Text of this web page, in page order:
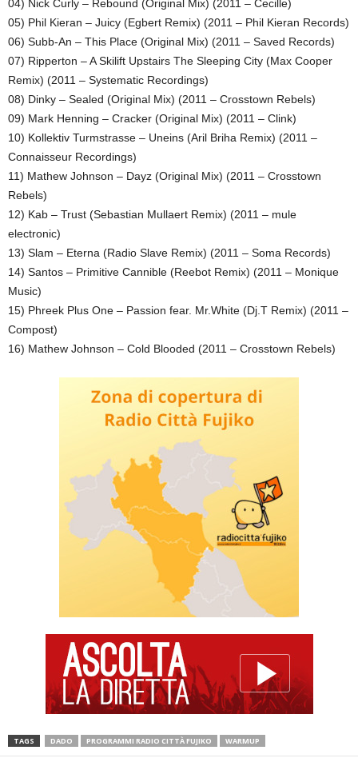
04) Nick Curly – Rebound (Original Mix) (2011 – Cecille)
05) Phil Kieran – Juicy (Egbert Remix) (2011 – Phil Kieran Records)
06) Subb-An – This Place (Original Mix) (2011 – Saved Records)
07) Ripperton – A Skilift Upstairs The Sleeping City (Max Cooper
Remix) (2011 – Systematic Recordings)
08) Dinky – Sealed (Original Mix) (2011 – Crosstown Rebels)
09) Mark Henning – Cracker (Original Mix) (2011 – Clink)
10) Kollektiv Turmstrasse – Uneins (Aril Briha Remix) (2011 –
Connaisseur Recordings)
11) Mathew Johnson – Dayz (Original Mix) (2011 – Crosstown
Rebels)
12) Kab – Trust (Sebastian Mullaert Remix) (2011 – mule
electronic)
13) Slam – Eterna (Radio Slave Remix) (2011 – Soma Records)
14) Santos – Primitive Cannible (Reebot Remix) (2011 – Monique
Music)
15) Phreek Plus One – Passion fear. Mr.White (Dj.T Remix) (2011 –
Compost)
16) Mathew Johnson – Cold Blooded (2011 – Crosstown Rebels)
TAGS DADO PROGRAMMI RADIO CITTÀ FUJIKO WARMUP